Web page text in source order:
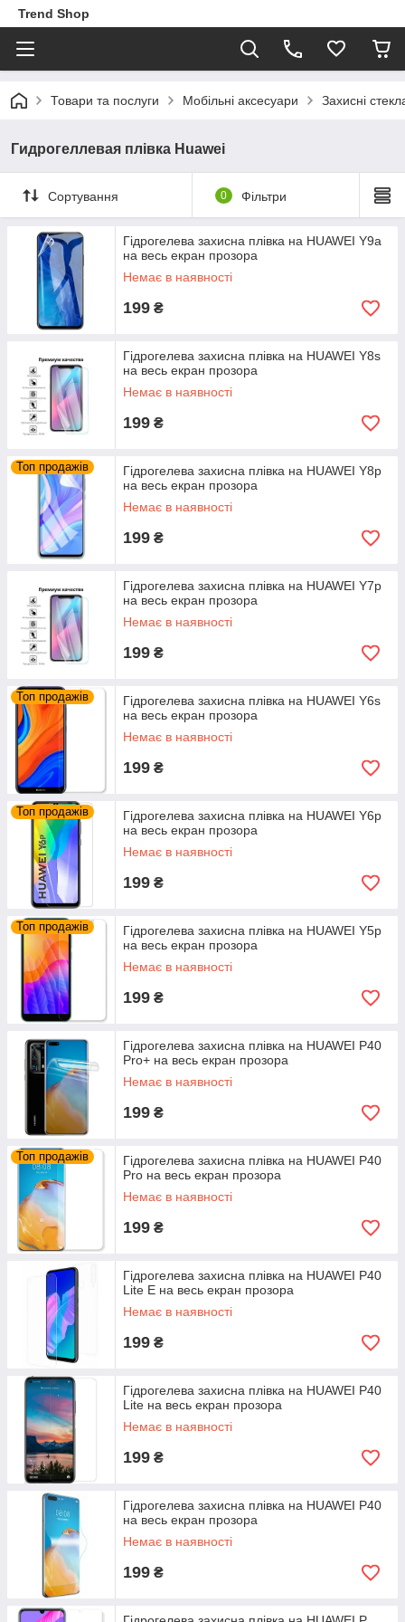
Trend Shop
Товари та послуги Мобільні аксесуари Захисні
Гидрогеллевая плівка Huawei
Сортування 0 Фільтри
Гідрогелева захисна плівка на HUAWEI Y9a
на весь екран прозора
Немає в наявності
199 ₴
Гідрогелева захисна плівка на HUAWEI Y8s
на весь екран прозора
Немає в наявності
199 ₴
Топ продажів
Гідрогелева захисна плівка на HUAWEI Y8p
на весь екран прозора
Немає в наявності
199 ₴
Гідрогелева захисна плівка на HUAWEI Y7p
на весь екран прозора
Немає в наявності
199 ₴
Топ продажів
Гідрогелева захисна плівка на HUAWEI Y6s
на весь екран прозора
Немає в наявності
199 ₴
Топ продажів
Гідрогелева захисна плівка на HUAWEI Y6p
на весь екран прозора
Немає в наявності
199 ₴
Топ продажів
Гідрогелева захисна плівка на HUAWEI Y5p
на весь екран прозора
Немає в наявності
199 ₴
Гідрогелева захисна плівка на HUAWEI P40
Pro+ на весь екран прозора
Немає в наявності
199 ₴
Топ продажів
Гідрогелева захисна плівка на HUAWEI P40
Pro на весь екран прозора
Немає в наявності
199 ₴
Гідрогелева захисна плівка на HUAWEI P40
Lite E на весь екран прозора
Немає в наявності
199 ₴
Гідрогелева захисна плівка на HUAWEI P40
Lite на весь екран прозора
Немає в наявності
199 ₴
Гідрогелева захисна плівка на HUAWEI P40
на весь екран прозора
Немає в наявності
199 ₴